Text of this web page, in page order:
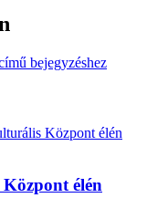
élén